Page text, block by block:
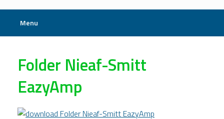
Menu
Folder Nieaf-Smitt
EazyAmp